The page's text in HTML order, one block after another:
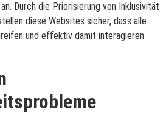
Durch die Priorisierung von Inklusivität
diese Websites sicher, dass alle
und effektiv damit interagieren